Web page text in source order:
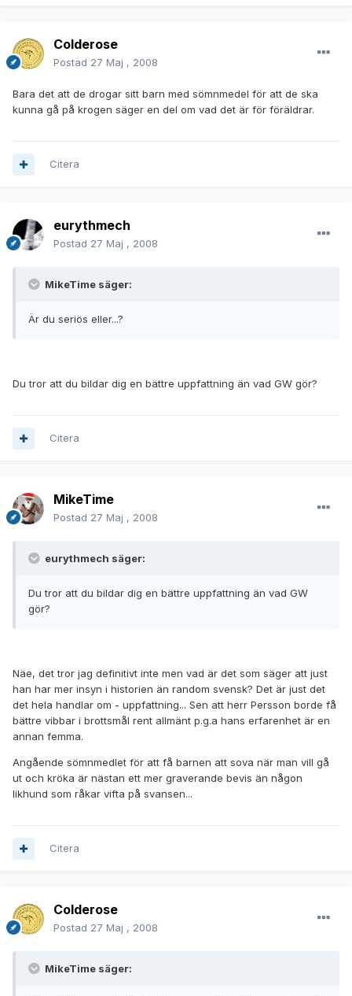
Colderose
Postad 27 Maj , 2008
Bara det att de drogar sitt barn med sömnmedel för att de ska
kunna gå på krogen säger en del om vad det är för föräldrar.
Citera
eurythmech
Postad 27 Maj , 2008
MikeTime säger:
Är du seriös eller...?
Du tror att du bildar dig en bättre uppfattning än vad GW gör?
Citera
MikeTime
Postad 27 Maj , 2008
eurythmech säger:
Du tror att du bildar dig en bättre uppfattning än vad GW
gör?
Näe, det tror jag definitivt inte men vad är det som säger att just
han har mer insyn i historien än random svensk? Det är just det
det hela handlar om - uppfattning... Sen att herr Persson borde få
bättre vibbar i brottsmål rent allmänt p.g.a hans erfarenhet är en
annan femma.
Angående sömnmedlet för att få barnen att sova när man vill gå
ut och kröka är nästan ett mer graverande bevis än någon
likhund som råkar vifta på svansen...
Citera
Colderose
Postad 27 Maj , 2008
MikeTime säger: